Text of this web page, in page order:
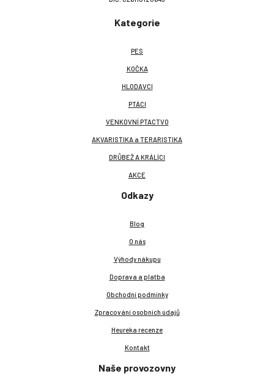
Kategorie
PES
KOČKA
HLODAVCI
PTÁCI
VENKOVNÍ PTACTVO
AKVARISTIKA a TERARISTIKA
DRŮBEŽ A KRÁLÍCI
AKCE
Odkazy
Blog
O nás
Výhody nákupu
Doprava a platba
Obchodní podmínky
Zpracování osobních údajů
Heureka recenze
Kontakt
Naše provozovny